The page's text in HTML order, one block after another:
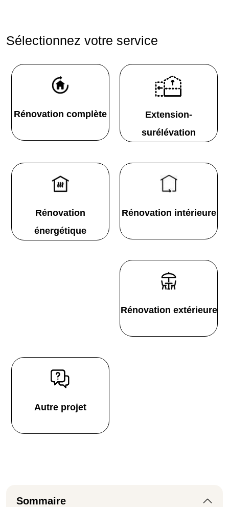
Sélectionnez votre service
Rénovation complète
Extension-
surélévation
Rénovation
énergétique
Rénovation intérieure
Rénovation extérieure
Autre projet
Sommaire